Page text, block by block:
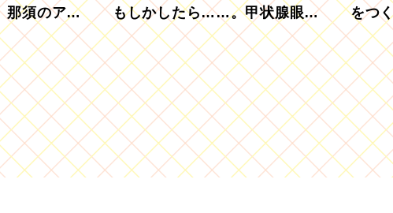
那須のアグ
もしかしたら……。甲状腺眼症
を知っていますか？
をつ